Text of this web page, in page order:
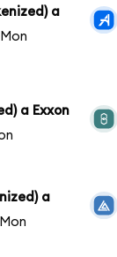
a
a Exxon
a